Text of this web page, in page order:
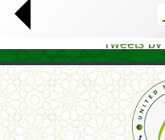
Tweets